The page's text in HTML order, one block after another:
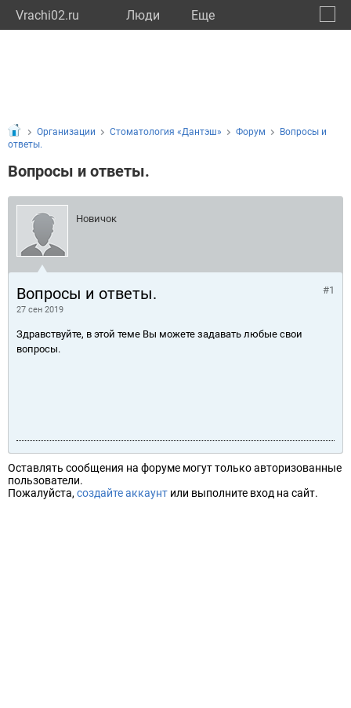
Vrachi02.ru Люди Eще
Организации Стоматология «Дантэш» Форум
Вопросы и
ответы.
Вопросы и ответы.
Новичок
Вопросы и ответы.
27 сен 2019
#1
Здравствуйте, в этой теме Вы можете задавать любые свои
вопросы.
Оставлять сообщения на форуме могут только авторизованные
пользователи.
Пожалуйста, создайте аккаунт или выполните вход на сайт.